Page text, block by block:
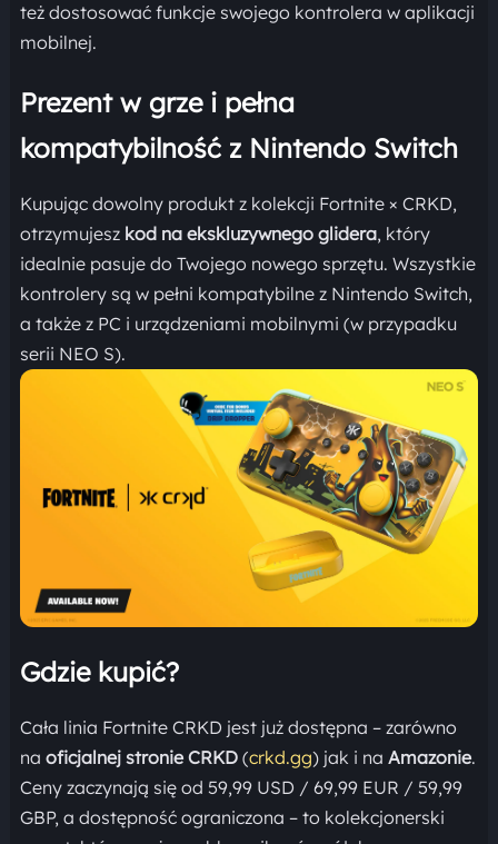
też dostosować funkcje swojego kontrolera w aplikacji
mobilnej.
Prezent w grze i pełna
kompatybilność z Nintendo Switch
Kupując dowolny produkt z kolekcji Fortnite × CRKD,
otrzymujesz kod na ekskluzywnego glidera, który
idealnie pasuje do Twojego nowego sprzętu. Wszystkie
kontrolery są w pełni kompatybilne z Nintendo Switch,
a także z PC i urządzeniami mobilnymi (w przypadku
serii NEO S).
Gdzie kupić?
Cała linia Fortnite CRKD jest już dostępna – zarówno
na oficjalnej stronie CRKD(crkd.gg) jak i na Amazonie.
Ceny zaczynają się od 59,99 USD / 69,99 EUR / 59,99
GBP, a dostępność ograniczona – to kolekcjonerski